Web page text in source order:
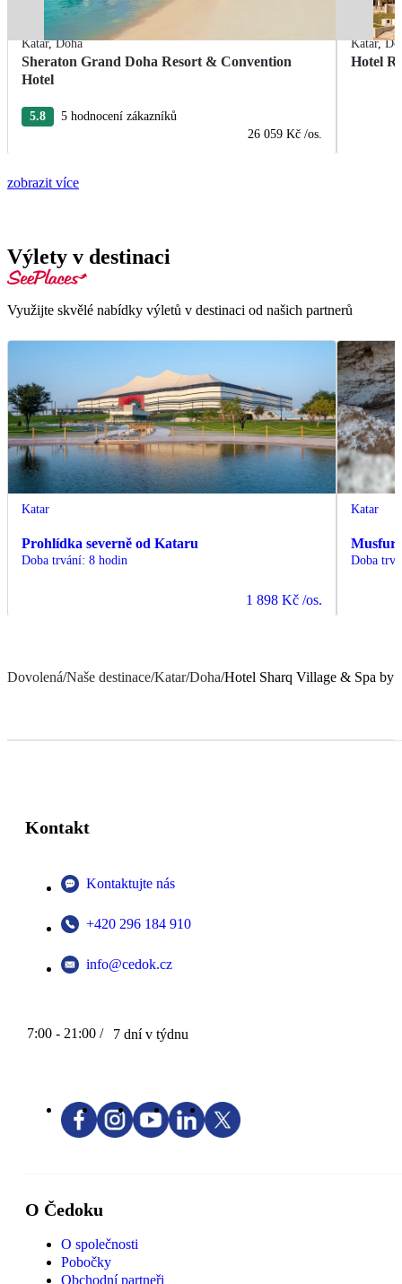
Katar,Doha
Sheraton Grand Doha Resort & Convention
Hotel
5.8
5 hodnocení zákazníků
26 059 Kč /os.
Katar,
Hotel
zobrazit více
Výlety v destinaci
Využijte skvělé nabídky výletů v destinaci od našich partnerů
Katar
Prohlídka severně od Kataru
Doba trvání: 8 hodin
1 898 Kč /os.
Katar
Musfur
Doba
Dovolená/Naše destinace/Katar/Doha/Hotel Sharq Village & Spa by
Kontakt
Kontaktujte nás
+420 296 184 910
info@cedok.cz
7:00 - 21:00 / 7 dní v týdnu
O Čedoku
O společnosti
Pobočky
Obchodní partneři